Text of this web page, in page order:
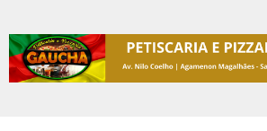
to
content